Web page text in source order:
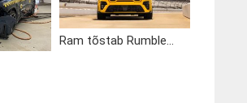
Ram tõstab Rumble...